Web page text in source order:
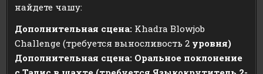
найдете чашу:
Дополнительная сцена: Khadra Blowjob
Challenge (требуется выносливость 2 уровня)
Дополнительная сцена: Оральное поклонение